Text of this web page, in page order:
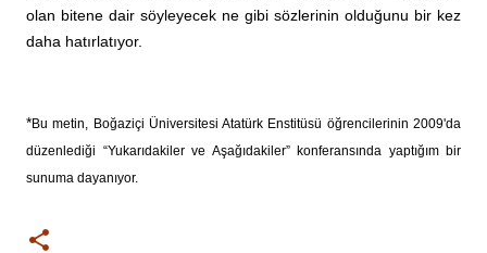
olan bitene dair söyleyecek ne gibi sözlerinin olduğunu bir kez
daha hatırlatıyor.
*Bu metin, Boğaziçi Üniversitesi Atatürk Enstitüsü öğrencilerinin 2009'da
düzenlediği “Yukarıdakiler ve Aşağıdakiler” konferansında yaptığım bir
sunuma dayanıyor.